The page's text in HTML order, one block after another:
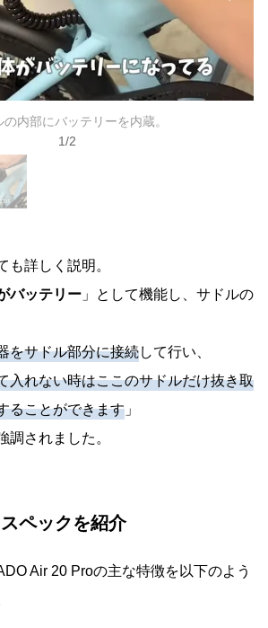
の内部にバッテリーを内蔵。
1/2
も詳しく説明。
バッテリー 」として機能し、サドルの
をサドル部分に接続して行い、
入れない時はここのサドルだけ抜き取
ることができます 」
調されました。
ペックを紹介
Air 20 Proの主な特徴を以下のよう